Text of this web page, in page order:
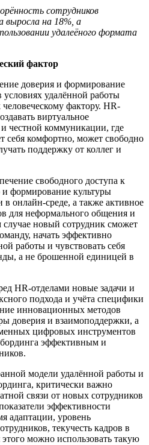
ённость сотрудников
выросла на 18%, а
удалеёного формата
фактор
доверия и формирование
условиях удалённой работы
фактору. HR-
виртуальное
честной коммуникации, где
себя комфортно, может свободно
поддержку от коллег и
свободного доступа к
формирование культуры
онлайн-среде, а также активное
для неформального общения и
новый сотрудник сможет
начать эффективно
работы и чувствовать себя
а не брошенной единицей в
HR-отделами новые задачи и
подхода и учёта специфики
инновационных методов
доверия и взаимоподдержки, а
цифровых инструментов
эффективным и
модели удалённой работы и
критически важно
связи от новых сотрудников
эффективности
адаптации, уровень
текучесть кадров в
можно использовать такую